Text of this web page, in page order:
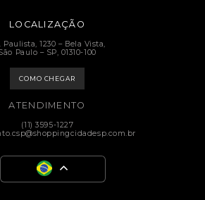
LOCALIZAÇÃO
Paulista, 1230 – Bela Vista,
Paulo – SP, 01310-100
COMO CHEGAR
ATENDIMENTO
(11) 3595-1227